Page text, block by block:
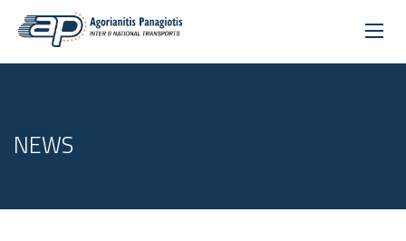
NEWS